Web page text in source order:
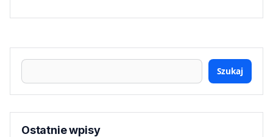
Szukaj
Ostatnie wpisy